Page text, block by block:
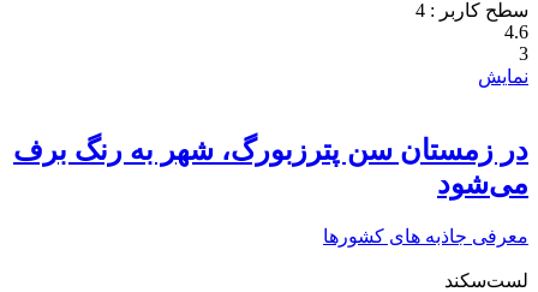
سطح کاربر : 4
4.6
3
نمایش
در زمستان سن پترزبورگ، شهر به رنگ برف
می‌شود
معرفی جاذبه های کشورها
لست‌سکند